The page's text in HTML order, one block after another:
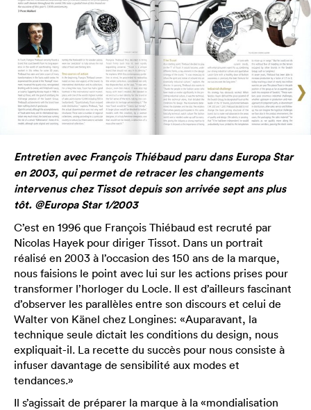
Entretien avec François Thiébaud paru dans Europa Star
en 2003, qui permet de retracer les changements
intervenus chez Tissot depuis son arrivée sept ans plus
tôt. @Europa Star 1/2003
C’est en 1996 que François Thiébaud est recruté par
Nicolas Hayek pour diriger Tissot. Dans un portrait
réalisé en 2003 à l’occasion des 150 ans de la marque,
nous faisions le point avec lui sur les actions prises pour
transformer l’horloger du Locle. Il est d’ailleurs fascinant
d’observer les parallèles entre son discours et celui de
Walter von Känel chez Longines: «Auparavant, la
technique seule dictait les conditions du design, nous
expliquait-il. La recette du succès pour nous consiste à
infuser davantage de sensibilité aux modes et
tendances.»
Il s’agissait de préparer la marque à la «mondialisation